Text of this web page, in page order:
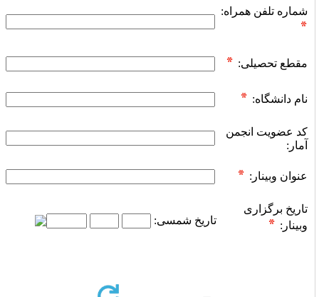
شماره تلفن همراه:
مقطع تحصیلی:
نام دانشگاه:
کد عضویت انجمن
آمار:
عنوان وبینار:
تاریخ برگزاری
وبینار:
تاریخ شمسى: